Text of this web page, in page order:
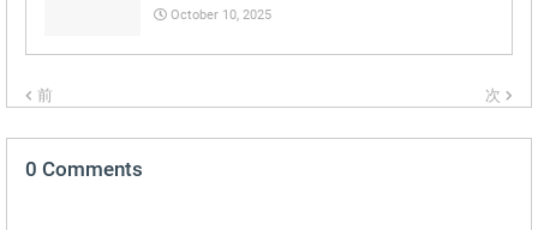
October 10, 2025
前 次
0 Comments